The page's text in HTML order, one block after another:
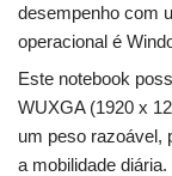
desempenho com
operacional é
Este notebook
WUXGA (1920 x
um peso razoável,
a mobilidade diária.